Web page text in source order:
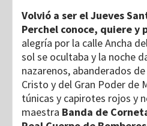
Volvió a ser el Jueves
Perchel conoce, quiere y
alegría por la calle Ancha
sol se ocultaba y la noche
nazarenos, abanderados
Cristo y del Gran Poder de
túnicas y capirotes rojos y
maestra Banda de